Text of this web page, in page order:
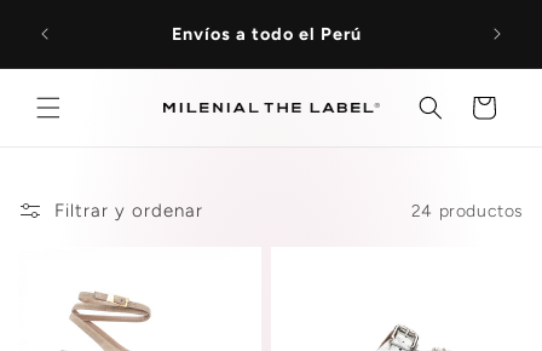
directamente
Envíos a todo el Perú
Carrito
Filtrar y ordenar 24 productos